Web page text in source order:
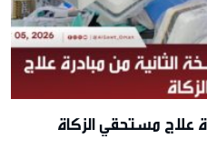
علاج مستحقي الزكاة